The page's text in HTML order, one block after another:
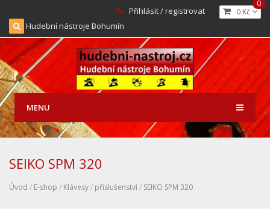
0 Kč
0
Přihlásit / registrovat
Hudební nástroje Bohumín
MENU
SEIKO SPM 320
Úvod / E-shop / Klávesy/ příslušenství/ SEIKO SPM 320